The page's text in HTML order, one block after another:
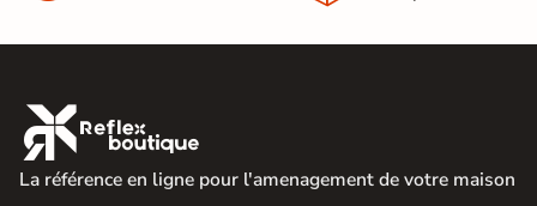

La référence en ligne pour l'amenagement de votre maison